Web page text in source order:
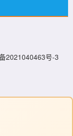
2021040463号-3